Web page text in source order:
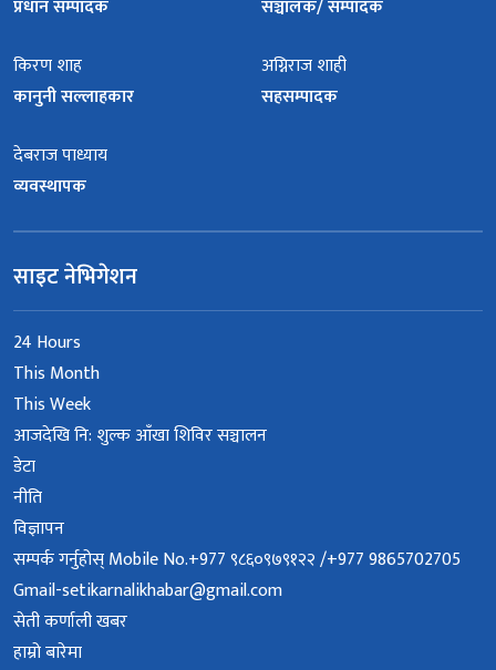
प्रधान सम्पादक
सञ्चालक/ सम्पादक
किरण शाह
कानुनी सल्लाहकार
अग्निराज शाही
सहसम्पादक
देबराज पाध्याय
व्यवस्थापक
साइट नेभिगेशन
24 Hours
This Month
This Week
आजदेखि नि: शुल्क आँखा शिविर सञ्चालन
डेटा
नीति
विज्ञापन
सम्पर्क गर्नुहोस् Mobile No.+977 ९८६०९७९१२२ /+977 9865702705
Gmail-setikarnalikhabar@gmail.com
सेती कर्णाली खबर
हाम्रो बारेमा